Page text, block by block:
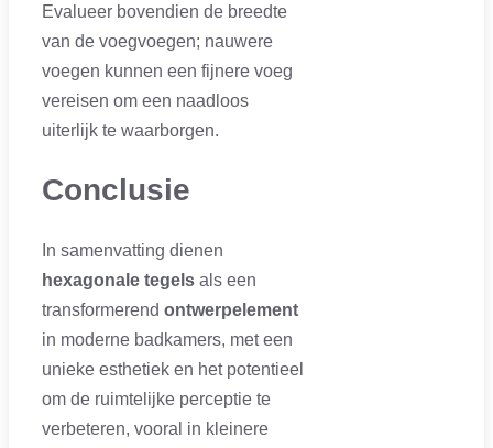
Evalueer bovendien de breedte
van de voegvoegen; nauwere
voegen kunnen een fijnere voeg
vereisen om een naadloos
uiterlijk te waarborgen.
Conclusie
In samenvatting dienen
hexagonale tegels als een
transformerend ontwerpelement
in moderne badkamers, met een
unieke esthetiek en het potentieel
om de ruimtelijke perceptie te
verbeteren, vooral in kleinere